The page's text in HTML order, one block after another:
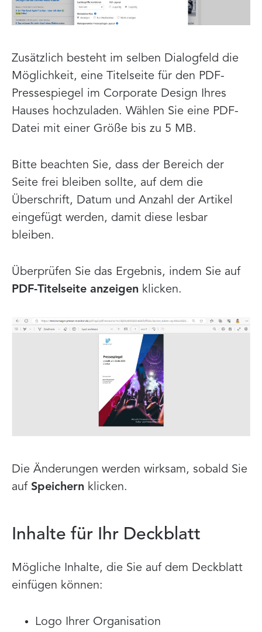
Zusätzlich besteht im selben Dialogfeld die
Möglichkeit, eine Titelseite für den PDF-
Pressespiegel im Corporate Design Ihres
Hauses hochzuladen. Wählen Sie eine PDF-
Datei mit einer Größe bis zu 5 MB.
Bitte beachten Sie, dass der Bereich der
Seite frei bleiben sollte, auf dem die
Überschrift, Datum und Anzahl der Artikel
eingefügt werden, damit diese lesbar
bleiben.
Überprüfen Sie das Ergebnis, indem Sie auf
PDF-Titelseite anzeigen klicken.
Die Änderungen werden wirksam, sobald Sie
auf Speichern klicken.
Inhalte für Ihr Deckblatt
Mögliche Inhalte, die Sie auf dem Deckblatt
einfügen können:
Logo Ihrer Organisation